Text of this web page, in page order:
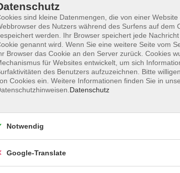
vhs Bamberg Stadt
sind kleine Datenmengen, die von einer
des Nutzers während des Surfens auf dem
werden. Ihr Browser speichert jede
genannt wird. Wenn Sie eine weitere Seite vom
Browser das Cookie an den Server zurück. Cookies
für Websites entwickelt, um sich
des Benutzers aufzuzeichnen. Bitte
Cookies ein. Weitere Informationen finden Sie in
Datenschutz
Notwendig
Google-Translate